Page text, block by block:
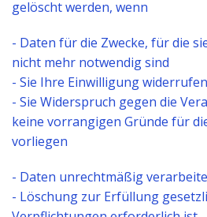
gelöscht werden, wenn
- Daten für die Zwecke, für die
nicht mehr notwendig sind
- Sie Ihre Einwilligung widerrufen
- Sie Widerspruch gegen die
keine vorrangigen Gründe für
vorliegen
- Daten unrechtmäßig
- Löschung zur Erfüllung